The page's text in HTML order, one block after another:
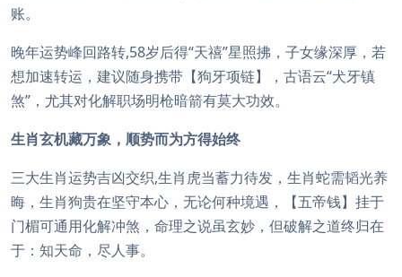
账。
晚年运势峰回路转,58岁后得“天禧”星照拂，子女缘深厚，若
想加速转运，建议随身携带【狗牙项链】，古语云“犬牙镇
煞”，尤其对化解职场明枪暗箭有莫大功效。
生肖玄机藏万象，顺势而为方得始终
三大生肖运势吉凶交织,生肖虎当蓄力待发，生肖蛇需韬光养
晦，生肖狗贵在坚守本心，无论何种境遇，【五帝钱】挂于
门楣可通用化解冲煞，命理之说虽玄妙，但破解之道终归在
于：知天命，尽人事。